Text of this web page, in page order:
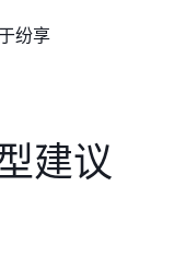
纷享
建议